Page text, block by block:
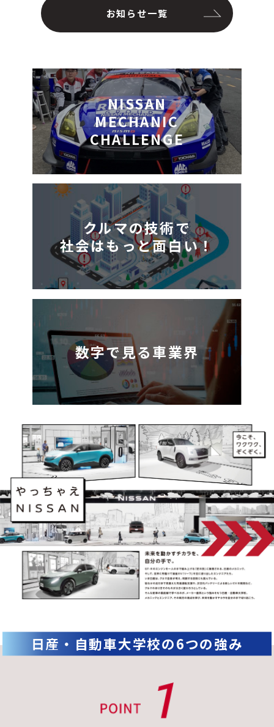
お知らせ一覧
NISSAN
MECHANIC
CHALLENGE
クルマの技術で
社会はもっと面白い！
数字で見る車業界
日産・自動車大学校の6つの強み